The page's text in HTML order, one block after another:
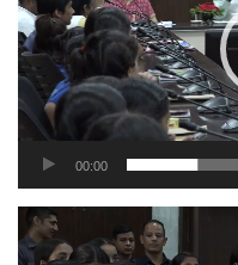
00:00
Video
Player